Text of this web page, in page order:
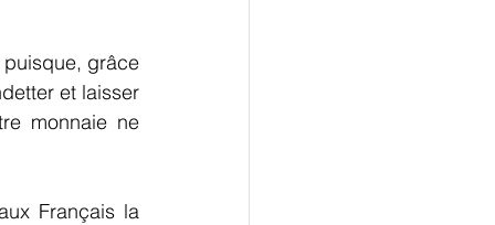
puisque, grâce
et laisser
monnaie ne
Français la